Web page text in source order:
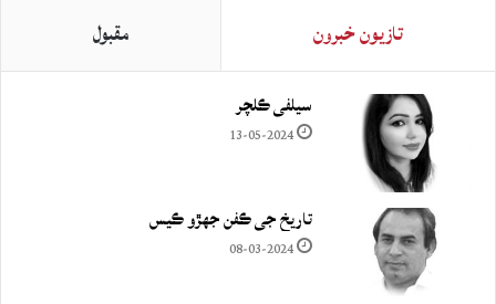
تازيون خبرون مقبول
سيلفي ڪلچر
13-05-2024
تاريخ جي ڪفن جھڙو ڪيس
08-03-2024